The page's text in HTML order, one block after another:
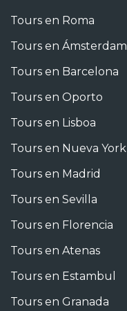
Tours en Roma
Tours en Ámsterdam
Tours en Barcelona
Tours en Oporto
Tours en Lisboa
Tours en Nueva York
Tours en Madrid
Tours en Sevilla
Tours en Florencia
Tours en Atenas
Tours en Estambul
Tours en Granada